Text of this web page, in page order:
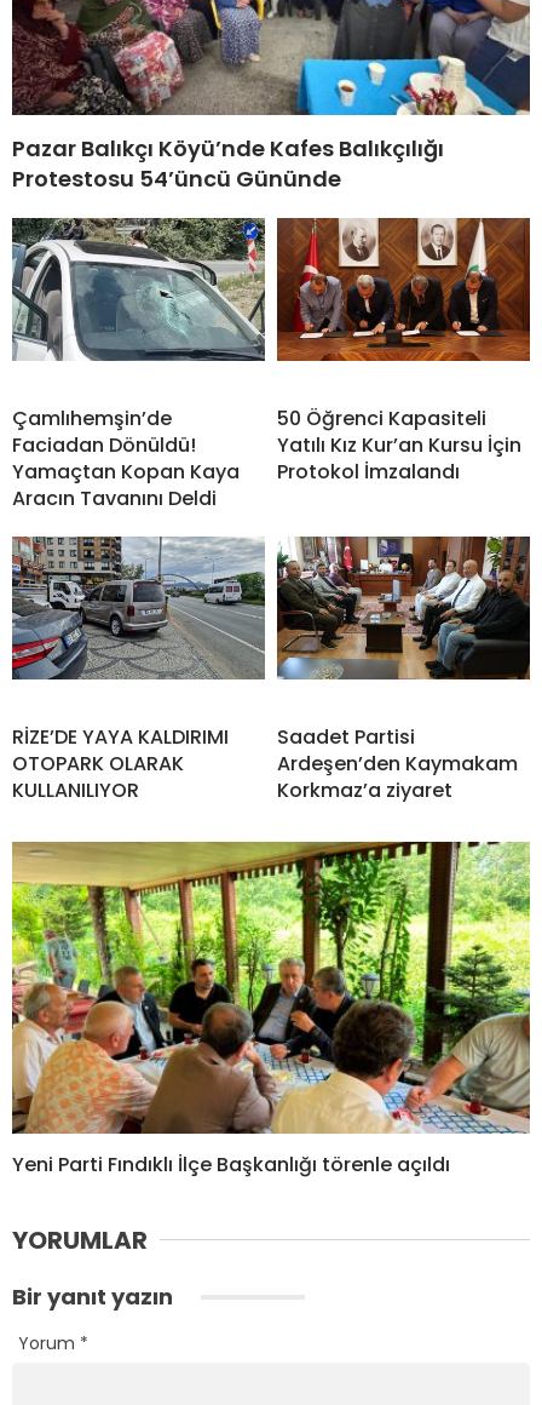
Pazar Balıkçı Köyü’nde Kafes Balıkçılığı
Protestosu 54’üncü Gününde
Çamlıhemşin’de
Faciadan Dönüldü!
Yamaçtan Kopan Kaya
Aracın Tavanını Deldi
50 Öğrenci Kapasiteli
Yatılı Kız Kur’an Kursu İçin
Protokol İmzalandı
RİZE’DE YAYA KALDIRIMI
OTOPARK OLARAK
KULLANILIYOR
Saadet Partisi
Ardeşen’den Kaymakam
Korkmaz’a ziyaret
Yeni Parti Fındıklı İlçe Başkanlığı törenle açıldı
YORUMLAR
Bir yanıt yazın
Yorum *